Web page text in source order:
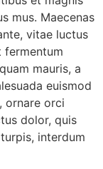
mus. Maecenas
vitae luctus
fermentum
mauris, a
euismod
ornare orci
dolor, quis
interdum